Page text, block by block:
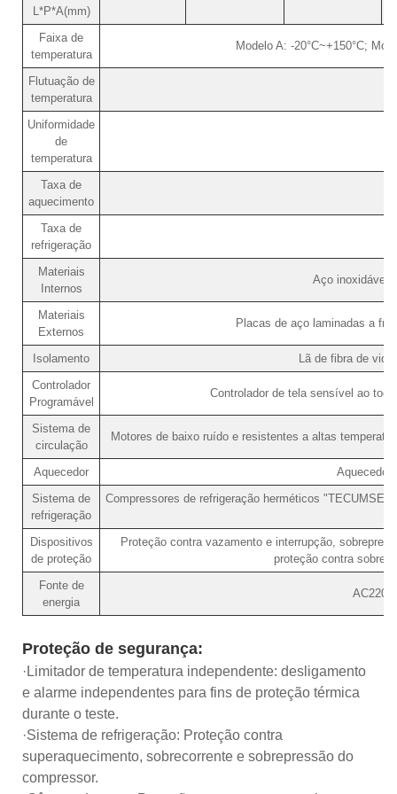
L*P*A(mm)
Faixa de
temperatura
Modelo A: -20°C~+150°C;
Flutuação de
temperatura
Uniformidade
de
temperatura
Taxa de
aquecimento
Taxa de
refrigeração
Materiais
Internos
Aço inoxidável
Materiais
Externos
Placas de aço laminadas a
Isolamento
Lã de fibra de
Controlador
Programável
Controlador de tela sensível ao
Sistema de
circulação
Motores de baixo ruído e resistentes a altas
Aquecedor
Aquecedor
Sistema de
refrigeração
Compressores de refrigeração herméticos
Dispositivos
de proteção
Proteção contra vazamento e interrupção,
proteção contra
Fonte de
energia
Proteção de segurança:
·Limitador de temperatura independente: desligamento
e alarme independentes para fins de proteção térmica
durante o teste.
·Sistema de refrigeração: Proteção contra
superaquecimento, sobrecorrente e sobrepressão do
compressor.